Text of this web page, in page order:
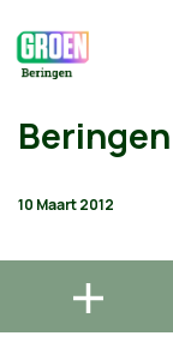
10 Maart 2012